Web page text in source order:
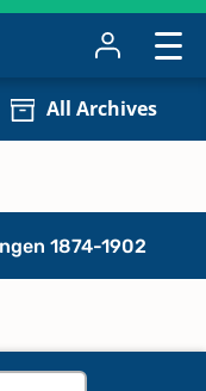
All Archives
1874-1902